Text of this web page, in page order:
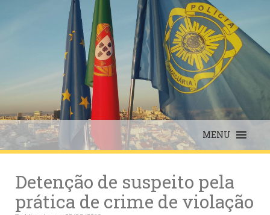
MENU
Detenção de suspeito pela
prática de crime de violação